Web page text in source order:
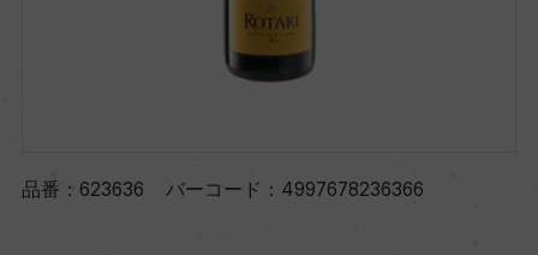
品番： 623636 バーコード： 4997678236366